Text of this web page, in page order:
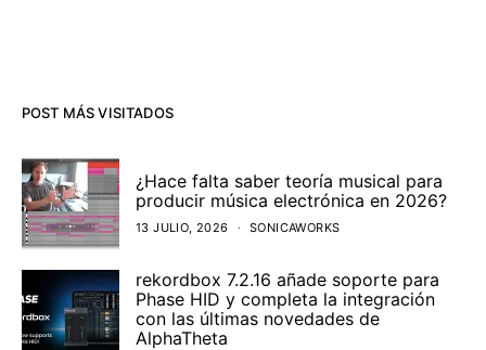
POST MÁS VISITADOS
¿Hace falta saber teoría musical para
producir música electrónica en 2026?
13 JULIO, 2026 SONICAWORKS
rekordbox 7.2.16 añade soporte para
Phase HID y completa la integración
con las últimas novedades de
AlphaTheta